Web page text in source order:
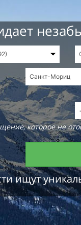
которое не
ищут